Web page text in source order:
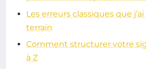
Les erreurs classiques que
terrain
Comment structurer votre
à Z